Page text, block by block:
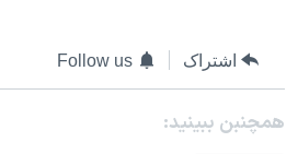
اسرائیل در جنگ
نرگس محمدی برنده جایزه نوبل صلح
اشتراک Follow us
همچنبن ببینید: